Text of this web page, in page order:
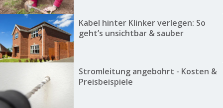
Kabel hinter Klinker verlegen: So
geht’s unsichtbar & sauber
Stromleitung angebohrt - Kosten &
Preisbeispiele